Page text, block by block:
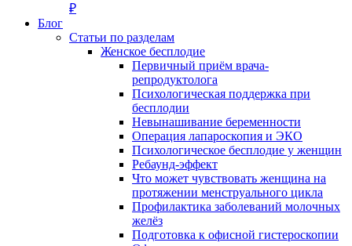
₽
Блог
Статьи по разделам
Женское бесплодие
Первичный приём врача-
репродуктолога
Психологическая поддержка при
бесплодии
Невынашивание беременности
Операция лапароскопия и ЭКО
Психологическое бесплодие у женщин
Ребаунд-эффект
Что может чувствовать женщина на
протяжении менструального цикла
Профилактика заболеваний молочных
желёз
Подготовка к офисной гистероскопии